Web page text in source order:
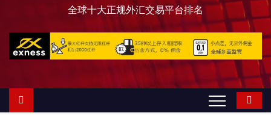
全球十大正规外汇交易平台排名